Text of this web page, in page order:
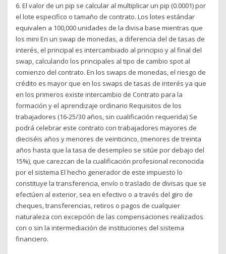
6. El valor de un pip se calcular al multiplicar un pip (0.0001) por
el lote especifico o tamaño de contrato. Los lotes estándar
equivalen a 100,000 unidades de la divisa base mientras que
los mini En un swap de monedas, a diferencia del de tasas de
interés, el principal es intercambiado al principio y al final del
swap, calculando los principales al tipo de cambio spot al
comienzo del contrato. En los swaps de monedas, el riesgo de
crédito es mayor que en los swaps de tasas de interés ya que
en los primeros existe intercambio de Contrato para la
formación y el aprendizaje ordinario Requisitos de los
trabajadores (16-25/30 años, sin cualificación requerida) Se
podrá celebrar este contrato con trabajadores mayores de
dieciséis años y menores de veinticinco, (menores de treinta
años hasta que la tasa de desempleo se sitúe por debajo del
15%), que carezcan de la cualificación profesional reconocida
por el sistema El hecho generador de este impuesto lo
constituye la transferencia, envío o traslado de divisas que se
efectúen al exterior, sea en efectivo o a través del giro de
cheques, transferencias, retiros o pagos de cualquier
naturaleza con excepción de las compensaciones realizados
con o sin la intermediación de instituciones del sistema
financiero.